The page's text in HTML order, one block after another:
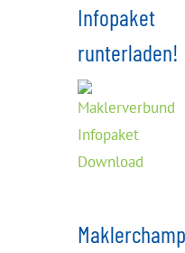
Infopaket
runterladen!